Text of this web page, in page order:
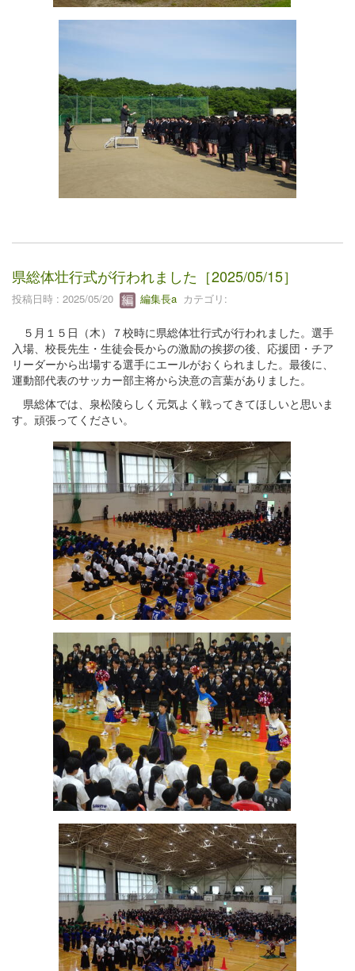
県総体壮行式が行われました［2025/05/15］
投稿日時 : 2025/05/20 編集長a カテゴリ:
５月１５日（木）７校時に県総体壮行式が行われました。選手
入場、校長先生・生徒会長からの激励の挨拶の後、応援団・チア
リーダーから出場する選手にエールがおくられました。最後に、
運動部代表のサッカー部主将から決意の言葉がありました。
県総体では、泉松陵らしく元気よく戦ってきてほしいと思いま
す。頑張ってください。